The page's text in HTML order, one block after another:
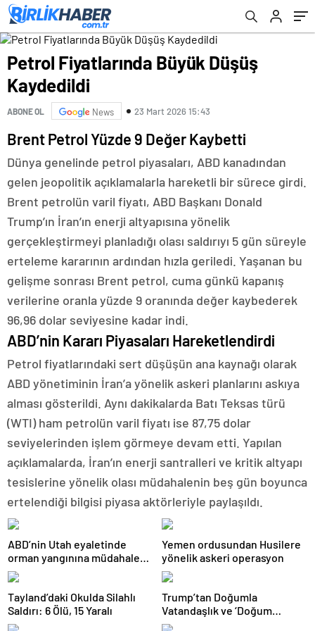
Petrol Fiyatlarında Büyük Düşüş
Kaydedildi
ABONE OL News 23 Mart 2026 15:43
Brent Petrol Yüzde 9 Değer Kaybetti
Dünya genelinde petrol piyasaları, ABD kanadından
gelen jeopolitik açıklamalarla hareketli bir sürece girdi.
Brent petrolün varil fiyatı, ABD Başkanı Donald
Trump’ın İran’ın enerji altyapısına yönelik
gerçekleştirmeyi planladığı olası saldırıyı 5 gün süreyle
erteleme kararının ardından hızla geriledi. Yaşanan bu
gelişme sonrası Brent petrol, cuma günkü kapanış
verilerine oranla yüzde 9 oranında değer kaybederek
96,96 dolar seviyesine kadar indi.
ABD’nin Kararı Piyasaları Hareketlendirdi
Petrol fiyatlarındaki sert düşüşün ana kaynağı olarak
ABD yönetiminin İran’a yönelik askeri planlarını askıya
alması gösterildi. Aynı dakikalarda Batı Teksas türü
(WTI) ham petrolün varil fiyatı ise 87,75 dolar
seviyelerinden işlem görmeye devam etti. Yapılan
açıklamalarda, İran’ın enerji santralleri ve kritik altyapı
tesislerine yönelik olası müdahalenin beş gün boyunca
ertelendiği bilgisi piyasa aktörleriyle paylaşıldı.
ABD’nin Utah eyaletinde
orman yangınına müdahale
eden helikopter düştü
Yemen ordusundan Husilere
yönelik askeri operasyon
Tayland’daki Okulda Silahlı
Saldırı: 6 Ölü, 15 Yaralı
Trump’tan Doğumla
Vatandaşlık ve ‘Doğum
Turizmi’ Kararnamesi